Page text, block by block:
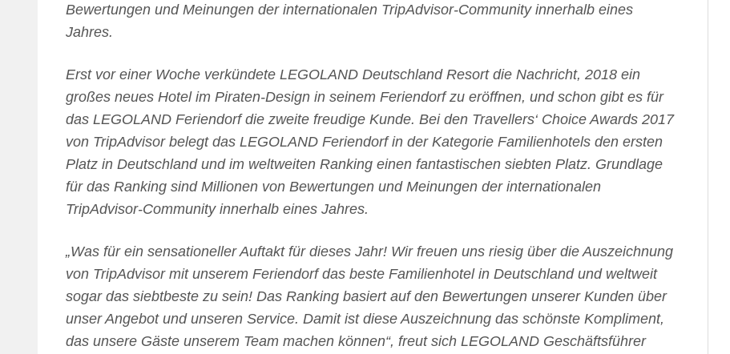
Bewertungen und Meinungen der internationalen TripAdvisor-Community innerhalb eines
Jahres.
Erst vor einer Woche verkündete LEGOLAND Deutschland Resort die Nachricht, 2018 ein
großes neues Hotel im Piraten-Design in seinem Feriendorf zu eröffnen, und schon gibt es für
das LEGOLAND Feriendorf die zweite freudige Kunde. Bei den Travellers‘ Choice Awards 2017
von TripAdvisor belegt das LEGOLAND Feriendorf in der Kategorie Familienhotels den ersten
Platz in Deutschland und im weltweiten Ranking einen fantastischen siebten Platz. Grundlage
für das Ranking sind Millionen von Bewertungen und Meinungen der internationalen
TripAdvisor-Community innerhalb eines Jahres.
„Was für ein sensationeller Auftakt für dieses Jahr! Wir freuen uns riesig über die Auszeichnung
von TripAdvisor mit unserem Feriendorf das beste Familienhotel in Deutschland und weltweit
sogar das siebtbeste zu sein! Das Ranking basiert auf den Bewertungen unserer Kunden über
unser Angebot und unseren Service. Damit ist diese Auszeichnung das schönste Kompliment,
das unsere Gäste unserem Team machen können“, freut sich LEGOLAND Geschäftsführer